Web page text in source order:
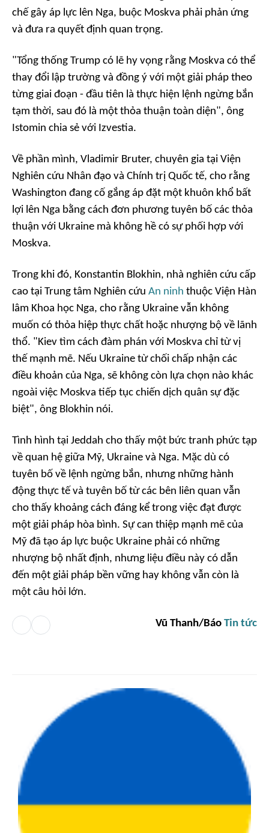
chế gây áp lực lên Nga, buộc Moskva phải phản ứng
và đưa ra quyết định quan trọng.
"Tổng thống Trump có lẽ hy vọng rằng Moskva có thể
thay đổi lập trường và đồng ý với một giải pháp theo
từng giai đoạn - đầu tiên là thực hiện lệnh ngừng bắn
tạm thời, sau đó là một thỏa thuận toàn diện", ông
Istomin chia sẻ với Izvestia.
Về phần mình, Vladimir Bruter, chuyên gia tại Viện
Nghiên cứu Nhân đạo và Chính trị Quốc tế, cho rằng
Washington đang cố gắng áp đặt một khuôn khổ bất
lợi lên Nga bằng cách đơn phương tuyên bố các thỏa
thuận với Ukraine mà không hề có sự phối hợp với
Moskva.
Trong khi đó, Konstantin Blokhin, nhà nghiên cứu cấp
cao tại Trung tâm Nghiên cứu An ninh thuộc Viện Hàn
lâm Khoa học Nga, cho rằng Ukraine vẫn không
muốn có thỏa hiệp thực chất hoặc nhượng bộ về lãnh
thổ. "Kiev tìm cách đàm phán với Moskva chỉ từ vị
thế mạnh mẽ. Nếu Ukraine từ chối chấp nhận các
điều khoản của Nga, sẽ không còn lựa chọn nào khác
ngoài việc Moskva tiếp tục chiến dịch quân sự đặc
biệt", ông Blokhin nói.
Tình hình tại Jeddah cho thấy một bức tranh phức tạp
về quan hệ giữa Mỹ, Ukraine và Nga. Mặc dù có
tuyên bố về lệnh ngừng bắn, nhưng những hành
động thực tế và tuyên bố từ các bên liên quan vẫn
cho thấy khoảng cách đáng kể trong việc đạt được
một giải pháp hòa bình. Sự can thiệp mạnh mẽ của
Mỹ đã tạo áp lực buộc Ukraine phải có những
nhượng bộ nhất định, nhưng liệu điều này có dẫn
đến một giải pháp bền vững hay không vẫn còn là
một câu hỏi lớn.
Vũ Thanh/Báo Tin tức